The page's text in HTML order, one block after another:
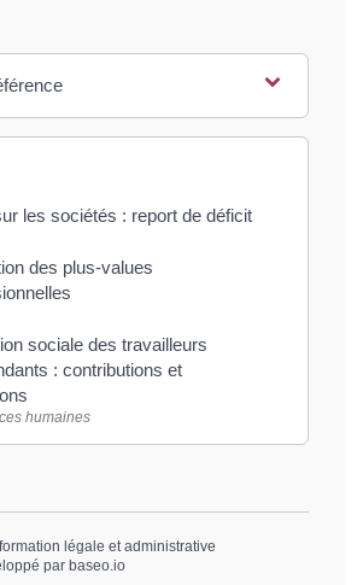
les sociétés : report de déficit
des plus-values
sociale des travailleurs
: contributions et
humaines
légale et administrative
par baseo.io